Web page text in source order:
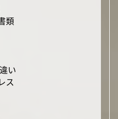
類
い
ス